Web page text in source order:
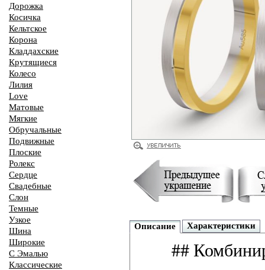
Дорожка
Косичка
Кельтское
Корона
Кладдахские
Крутящиеся
Колесо
Лилия
Love
Матовые
Мягкие
Обручальные
Подвижные
Плоские
Ролекс
Сердце
Свадебные
Слон
Темные
Узкое
Шина
Широкие
С Эмалью
Классические
Описание Характеристики
##